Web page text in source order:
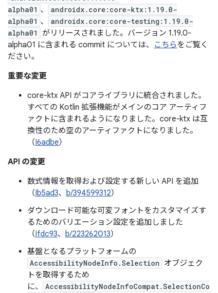
alpha01 、
androidx.core:core-ktx:1.19.0-
alpha01 、
androidx.core:core-testing:1.19.0-
alpha01
がリリースされました。バージョン 1.19.0-
alpha01 に含まれる commit については、 こちらをご覧く
ださい。
重要な変更
core-ktx API がコアライブラリに統合されました。
すべての Kotlin 拡張機能がメインのコア アーティフ
ァクトに含まれるようになりました。core-ktx は互
換性のため空のアーティファクトになりました。
（I6adbe）
API の変更
数式情報を取得および設定する新しい API を追加
（Ib5ad3、 b/394599312）
ダウンロード可能な可変フォントをカスタマイズす
るためのバリエーション設定を追加しました
（Ifdc93、 b/223262013）
基盤となるプラットフォームの
AccessibilityNodeInfo.Selection オブジェク
トを取得するため
に、
AccessibilityNodeInfoCompat.SelectionCo